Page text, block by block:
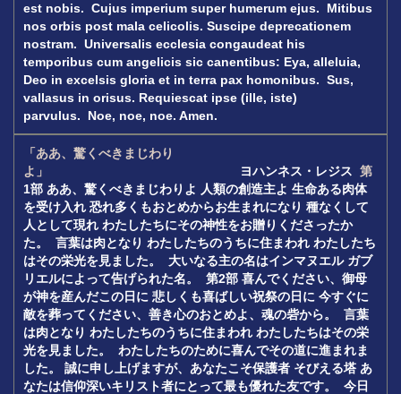
est nobis. Cujus imperium super humerum ejus.
Mitibus
nos orbis post mala celicolis. Suscipe deprecationem
nostram. Universalis ecclesia congaudeat his
temporibus cum angelicis sic canentibus: Eya, alleluia,
Deo in excelsis gloria et in terra pax homonibus. Sus,
vallasus in orisus. Requiescat ipse (ille, iste)
parvulus.
Noe, noe, noe. Amen.
「ああ、驚くべきまじわり
よ」
ヨハンネス・レジス 第
1部 ああ、驚くべきまじわりよ 人類の創造主よ 生命ある肉体
を受け入れ 恐れ多くもおとめからお生まれになり 種なくして
人として現れ わたしたちにその神性をお贈りくださったか
た。
言葉は肉となり わたしたちのうちに住まわれ わたしたち
はその栄光を見ました。
大いなる主の名はインマヌエル ガブ
リエルによって告げられた名。
第2部 喜んでください、御母
が神を産んだこの日に 悲しくも喜ばしい祝祭の日に 今すぐに
敵を葬ってください、善き心のおとめよ、魂の砦から。
言葉
は肉となり わたしたちのうちに住まわれ わたしたちはその栄
光を見ました。
わたしたちのために喜んでその道に進まれま
した。
誠に申し上げますが、あなたこそ保護者 そびえる塔 あ
なたは信仰深いキリスト者にとって最も優れた友です。
今日